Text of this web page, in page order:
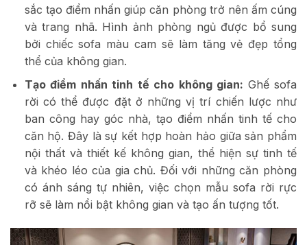
sắc tạo điểm nhấn giúp căn phòng trở nên ấm cúng
và trang nhã. Hình ảnh phòng ngủ được bổ sung
bởi chiếc sofa màu cam sẽ làm tăng vẻ đẹp tổng
thể của không gian.
Tạo điểm nhấn tinh tế cho không gian: Ghế sofa
rời có thể được đặt ở những vị trí chiến lược như
ban công hay góc nhà, tạo điểm nhấn tinh tế cho
căn hộ. Đây là sự kết hợp hoàn hảo giữa sản phẩm
nội thất và thiết kế không gian, thể hiện sự tinh tế
và khéo léo của gia chủ. Đối với những căn phòng
có ánh sáng tự nhiên, việc chọn mẫu sofa rời rực
rỡ sẽ làm nổi bật không gian và tạo ấn tượng tốt.